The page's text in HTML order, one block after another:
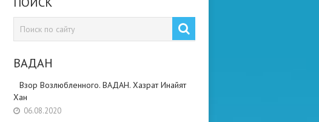
ВАДАН
Взор Возлюбленного. ВАДАН. Хазрат Инайят
Хан
06.08.2020